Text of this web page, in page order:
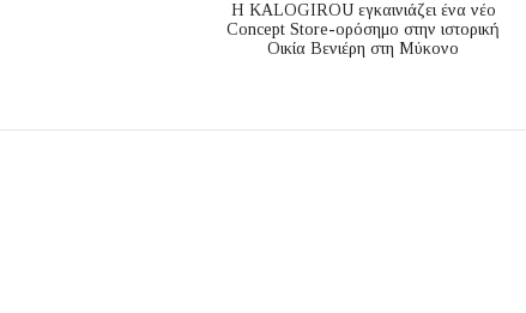
Η KALOGIROU εγκαινιάζει ένα νέο
Concept Store-ορόσημο στην ιστορική
Οικία Βενιέρη στη Μύκονο